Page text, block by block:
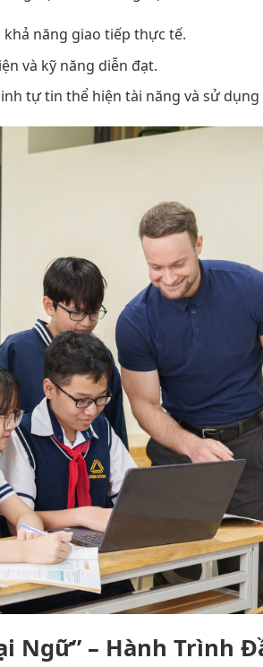
năng giao tiếp thực tế.
và kỹ năng diễn đạt.
tự tin thể hiện tài năng và sử
Ngữ” – Hành Trình